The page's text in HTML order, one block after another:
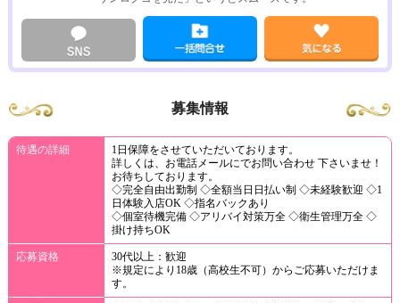
募集情報
待遇の詳細
1日保障をさせていただいております。
詳しくは、お電話メールにでお問い合わせ 下さいませ！
お待ちしております。
◇完全自由出勤制 ◇全額当日日払い制 ◇未経験歓迎 ◇1
日体験入店OK ◇指名バックあり
◇個室待機完備 ◇アリバイ対策万全 ◇衛生管理万全 ◇
掛け持ちOK
応募資格
30代以上：歓迎
※規定により18歳（高校生不可）からご応募いただけま
す。